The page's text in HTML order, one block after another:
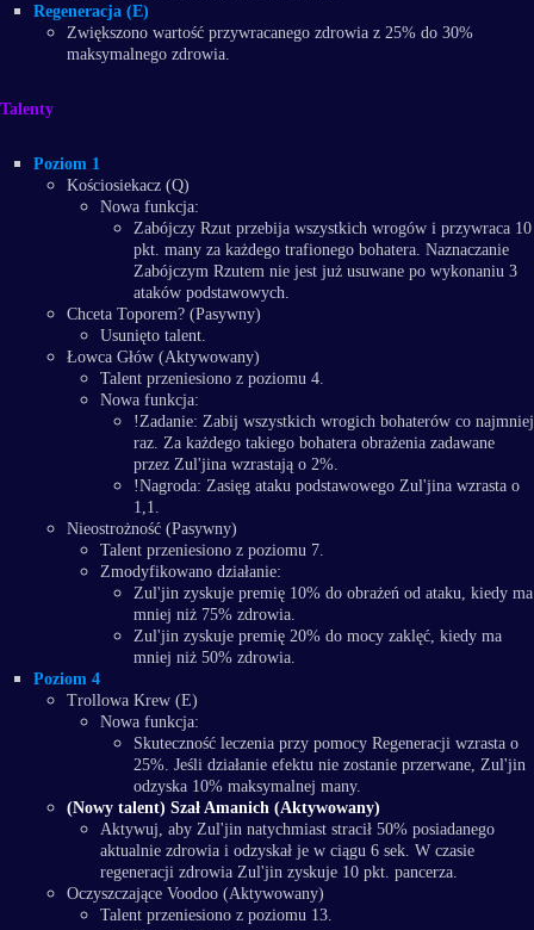
Regeneracja (E)
Zwiększono wartość przywracanego zdrowia z 25% do 30%
maksymalnego zdrowia.
Talenty
Poziom 1
Kościosiekacz (Q)
Nowa funkcja:
Zabójczy Rzut przebija wszystkich wrogów i przywraca 10
pkt. many za każdego trafionego bohatera. Naznaczanie
Zabójczym Rzutem nie jest już usuwane po wykonaniu 3
ataków podstawowych.
Chceta Toporem? (Pasywny)
Usunięto talent.
Łowca Głów (Aktywowany)
Talent przeniesiono z poziomu 4.
Nowa funkcja:
!Zadanie: Zabij wszystkich wrogich bohaterów co najmniej
raz. Za każdego takiego bohatera obrażenia zadawane
przez Zul'jina wzrastają o 2%.
!Nagroda: Zasięg ataku podstawowego Zul'jina wzrasta o
1,1.
Nieostrożność (Pasywny)
Talent przeniesiono z poziomu 7.
Zmodyfikowano działanie:
Zul'jin zyskuje premię 10% do obrażeń od ataku, kiedy ma
mniej niż 75% zdrowia.
Zul'jin zyskuje premię 20% do mocy zaklęć, kiedy ma
mniej niż 50% zdrowia.
Poziom 4
Trollowa Krew (E)
Nowa funkcja:
Skuteczność leczenia przy pomocy Regeneracji wzrasta o
25%. Jeśli działanie efektu nie zostanie przerwane, Zul'jin
odzyska 10% maksymalnej many.
(Nowy talent) Szał Amanich (Aktywowany)
Aktywuj, aby Zul'jin natychmiast stracił 50% posiadanego
aktualnie zdrowia i odzyskał je w ciągu 6 sek. W czasie
regeneracji zdrowia Zul'jin zyskuje 10 pkt. pancerza.
Oczyszczające Voodoo (Aktywowany)
Talent przeniesiono z poziomu 13.